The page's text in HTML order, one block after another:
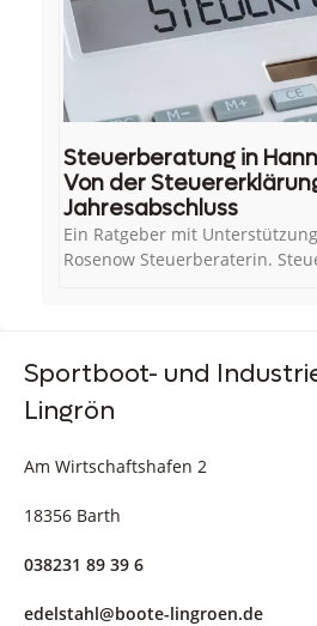
Steuerberatung in
Von der
Jahresabschluss
Ein Ratgeber mit
Rosenow Steuerberaterin.
Sportboot- und
Lingrön
Am Wirtschaftshafen 2
18356 Barth
038231 89 39 6
edelstahl@boote-lingroen.de